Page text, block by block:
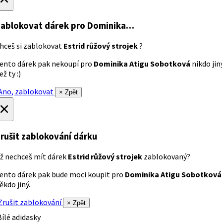
dárek pro Dominika…
si zablokovat Estrid růžový strojek?
dárek pak nekoupí pro Dominika Atigu Sobotková nikdo
ty :)
zablokovat
× Zpět
zablokování dárku
nechceš mít dárek Estrid růžový strojek zablokovaný?
dárek pak bude moci koupit pro Dominika Atigu Sobotková
jiný.
zablokování
× Zpět